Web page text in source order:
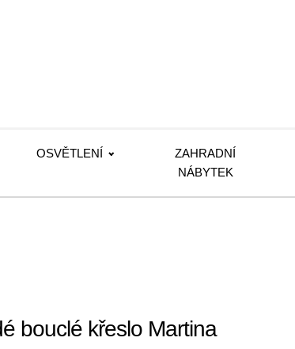
OSVĚTLENÍ
ZAHRADNÍ
NÁBYTEK
bouclé křeslo Martina